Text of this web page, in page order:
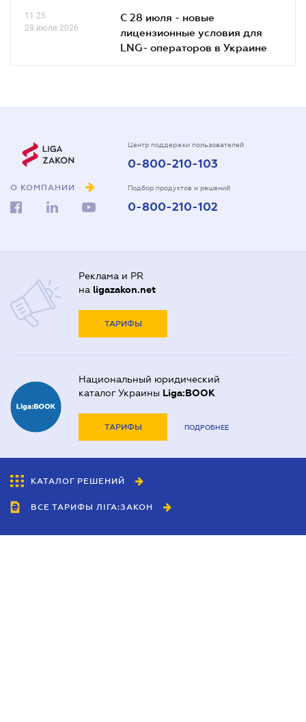
11.25
28 июля 2026
С 28 июля - новые
лицензионные условия для
LNG- операторов в Украине
О КОМПАНИИ
Центр поддержки пользователей
0-800-210-103
Подбор продуктов и решений
0-800-210-102
Реклама и PR
на ligazakon.net
ТАРИФЫ
Национальный юридический
каталог Украины Liga:BOOK
ТАРИФЫ ПОДРОБНЕЕ
КАТАЛОГ РЕШЕНИЙ
ВСЕ ТАРИФЫ ЛІГА:ЗАКОН